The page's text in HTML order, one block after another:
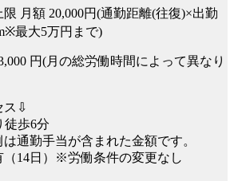
月額 20,000円(通勤距離(往復)×出勤
最大5万円まで)
円(月の総労働時間によって異なり
ス⇩
徒歩6分
通勤手当が含まれた金額です。
（14日）※労働条件の変更なし